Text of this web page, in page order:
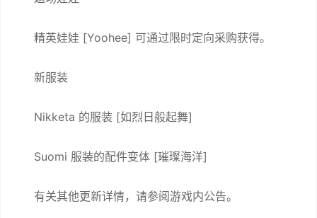
精英娃娃 [Yoohee] 可通过限时定向采购获得。
新服装
Nikketa 的服装 [如烈日般起舞]
Suomi 服装的配件变体 [璀璨海洋]
有关其他更新详情，请参阅游戏内公告。